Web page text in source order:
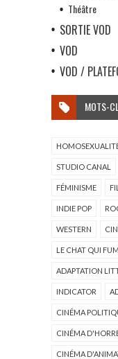
Théâtre
SORTIE VOD
VOD
VOD /
MOTS-
STUDIO CANAL
FÉMINISME
INDIE POP
WESTERN
LE CHAT QUI
ADAPTATION
INDICATOR
CINÉMA
CINÉMA
CINÉMA